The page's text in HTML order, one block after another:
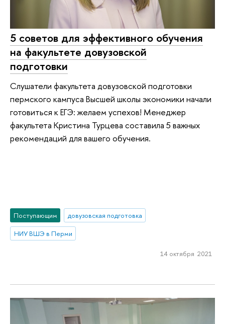
5 советов для эффективного обучения
на факультете довузовской
подготовки
Слушатели факультета довузовской подготовки
пермского кампуса Высшей школы экономики начали
готовиться к ЕГЭ: желаем успехов! Менеджер
факультета Кристина Турцева составила 5 важных
рекомендаций для вашего обучения.
Поступающим
довузовская подготовка
НИУ ВШЭ в Перми
14 октября 2021